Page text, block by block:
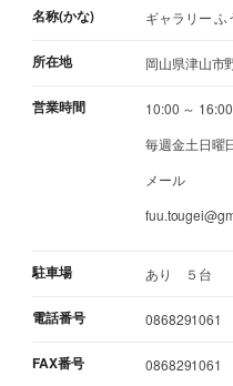
名称(かな) ギャラリー ふ
所在地 岡山県津山市
営業時間
10:00 ～ 16:00
毎週金土日曜
メール
駐車場 あり ５台
電話番号 0868291061
FAX番号 0868291061